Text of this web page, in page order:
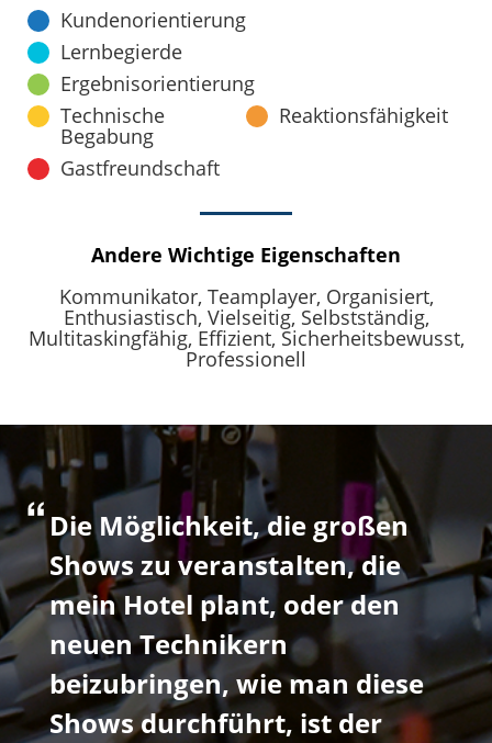
Kundenorientierung
Lernbegierde
Ergebnisorientierung
Technische
Begabung
Reaktionsfähigkeit
Gastfreundschaft
Andere Wichtige Eigenschaften
Kommunikator, Teamplayer, Organisiert,
Enthusiastisch, Vielseitig, Selbstständig,
Multitaskingfähig, Effizient, Sicherheitsbewusst,
Professionell
Die Möglichkeit, die großen
Shows zu veranstalten, die
mein Hotel plant, oder den
neuen Technikern
beizubringen, wie man diese
Shows durchführt, ist der